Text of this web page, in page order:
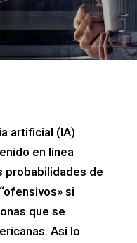
artificial (IA)
en línea
probabilidades de
si
que se
Así lo